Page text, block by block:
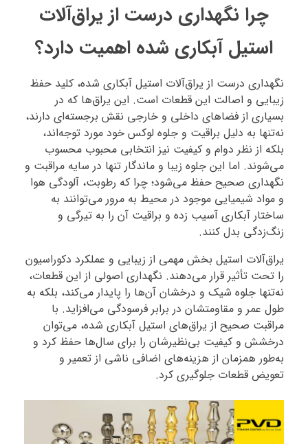
چرا نگهداری درست از یراق‌آلات
استیل آبکاری شده اهمیت دارد؟
نگهداری درست از یراق‌آلات استیل آبکاری شده، کلید حفظ
زیبایی و اصالت این قطعات است. این یراق‌ها که در
بسیاری از فضاهای داخلی و خارجی نقش برجسته‌ای دارند،
نه‌تنها به دلیل براقیت و جلوه لوکس خود مورد توجه‌اند،
بلکه از نظر دوام و کیفیت نیز انتخابی محبوب محسوب
می‌شوند. اما این جلوه زیبا و ماندگار تنها در سایه مراقبت و
نگهداری صحیح حفظ می‌شود؛ چرا که رطوبت، آلودگی هوا
و مواد شیمیایی موجود در محیط به مرور می‌توانند به
ساختار آبکاری آسیب زده و براقیت آن را به تیرگی و
زنگ‌زدگی بدل کنند.
یراق‌آلات استیل بخش مهمی از زیبایی و عملکرد دکوراسیون
را تحت تأثیر قرار می‌دهند. نگهداری اصولی از این قطعات،
نه‌تنها جلوه شیک و درخشان آن‌ها را پایدار می‌کند، بلکه به
طول عمر و مقاومتشان در برابر فرسودگی می‌افزاید. با
مراقبت صحیح از یراق‌های استیل آبکاری شده، می‌توان
درخشش و کیفیت بی‌نظیرشان را برای سال‌ها حفظ کرد و
به‌طور همزمان از هزینه‌های اضافی ناشی از تعمیر و
تعویض قطعات جلوگیری کرد.